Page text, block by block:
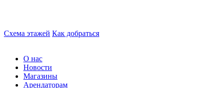
Схема этажей Как добраться
О нас
Новости
Магазины
Арендаторам